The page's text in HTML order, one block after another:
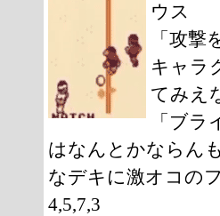
ウス
「攻撃
キャラ
てみえ
「ブ
はなんとかならん
なデキに激オコの
4,5,7,3